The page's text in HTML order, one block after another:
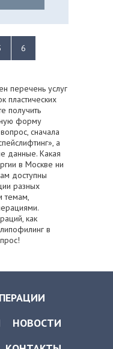
6
перечень услуг
пластических
получить
форму
сначала
а
данные. Какая
в Москве ни
доступны
разных
темам,
как
в
НОВОСТИ